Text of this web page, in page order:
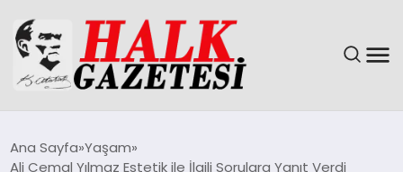
Ana Sayfa Yaşam
Ali Cemal Yılmaz Estetik ile İlgili Sorulara Yanıt Verdi